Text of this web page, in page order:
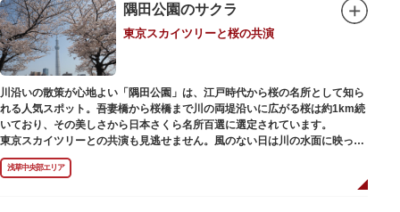
隅田公園のサクラ
東京スカイツリーと桜の共演
川沿いの散策が心地よい「隅田公園」は、江戸時代から桜の名所として知ら
れる人気スポット。吾妻橋から桜橋まで川の両堤沿いに広がる桜は約1km続
いており、その美しさから日本さくら名所百選に選定されています。
東京スカイツリーとの共演も見逃せません。風のない日は川の水面に映った
「逆さスカイツリー」と桜のコラボレーションも楽しめます。シーズン中は
夜桜がライトアップされ、日中とは異なる幻想的な雰囲気に包まれるのも魅
力のひとつ。屋形船や水上バスも運航しているので、いつもと違った目線の
浅草中央部エリア